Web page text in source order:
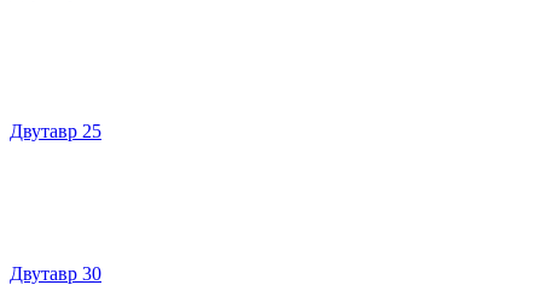
Двутавр 25
Двутавр 30